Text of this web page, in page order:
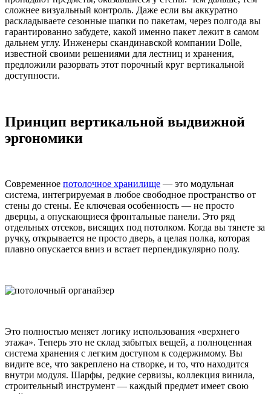
сложнее визуальный контроль. Даже если вы аккуратно
раскладываете сезонные шапки по пакетам, через полгода вы
гарантированно забудете, какой именно пакет лежит в самом
дальнем углу. Инженеры скандинавской компании Dolle,
известной своими решениями для лестниц и хранения,
предложили разорвать этот порочный круг вертикальной
доступности.
Принцип вертикальной выдвижной
эргономики
Современное потолочное хранилище — это модульная
система, интегрируемая в любое свободное пространство от
стены до стены. Ее ключевая особенность — не просто
дверцы, а опускающиеся фронтальные панели. Это ряд
отдельных отсеков, висящих под потолком. Когда вы тянете за
ручку, открывается не просто дверь, а целая полка, которая
плавно опускается вниз и встает перпендикулярно полу.
Это полностью меняет логику использования «верхнего
этажа». Теперь это не склад забытых вещей, а полноценная
система хранения с легким доступом к содержимому. Вы
видите все, что закреплено на створке, и то, что находится
внутри модуля. Шарфы, редкие сервизы, коллекция винила,
строительный инструмент — каждый предмет имеет свою